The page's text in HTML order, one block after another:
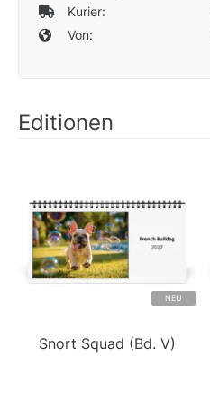
Kurier:
Von:
Editionen
NEU
Snort Squad (Bd. V)